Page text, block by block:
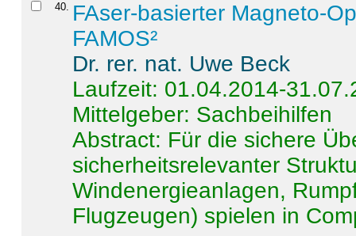
40. FAser-basierter Magneto-
FAMOS²
Dr. rer. nat. Uwe Beck
Laufzeit: 01.04.2014-
Mittelgeber: Sachbeihilfen
Abstract: Für die sichere
sicherheitsrelevanter
Windenergieanlagen,
Flugzeugen) spielen in